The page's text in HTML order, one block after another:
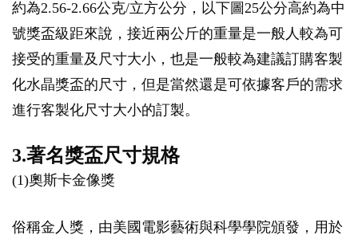
約為2.56-2.66公克/立方公分，以下圖25公分高約為中
號獎盃級距來說，接近兩公斤的重量是一般人較為可
接受的重量及尺寸大小，也是一般較為建議訂購客製
化水晶獎盃的尺寸，但是當然還是可依據客戶的需求
進行客製化尺寸大小的訂製。
3.著名獎盃尺寸規格
(1)奧斯卡金像獎
俗稱金人獎，由美國電影藝術與科學學院頒發，用於